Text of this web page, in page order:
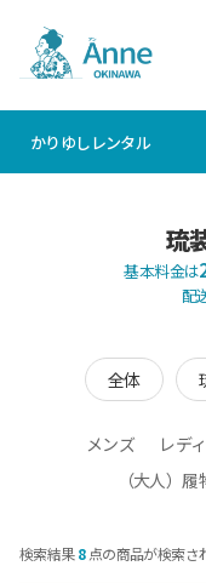
かりゆしレンタル
琉
基本料金は
配
全体
メンズ レデ
（大人）
検索結果8点の商品が検索さ